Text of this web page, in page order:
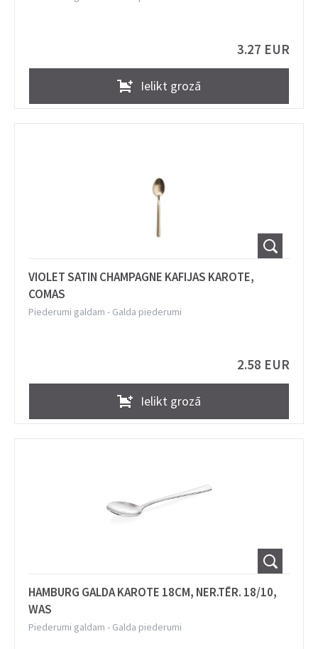
3.27 EUR
Ielikt grozā
VIOLET SATIN CHAMPAGNE KAFIJAS KAROTE,
COMAS
Piederumi galdam - Galda piederumi
2.58 EUR
Ielikt grozā
HAMBURG GALDA KAROTE 18CM, NER.TĒR. 18/10,
WAS
Piederumi galdam - Galda piederumi